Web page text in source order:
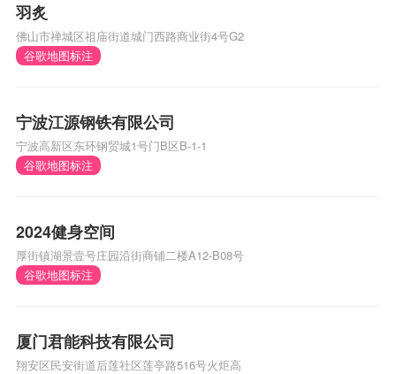
羽炙
佛山市禅城区祖庙街道城门西路商业街4号G2
谷歌地图标注
宁波江源钢铁有限公司
宁波高新区东环钢贸城1号门B区B-1-1
谷歌地图标注
2024健身空间
厚街镇湖景壹号庄园沿街商铺二楼A12-B08号
谷歌地图标注
厦门君能科技有限公司
翔安区民安街道后莲社区莲亭路516号火炬高